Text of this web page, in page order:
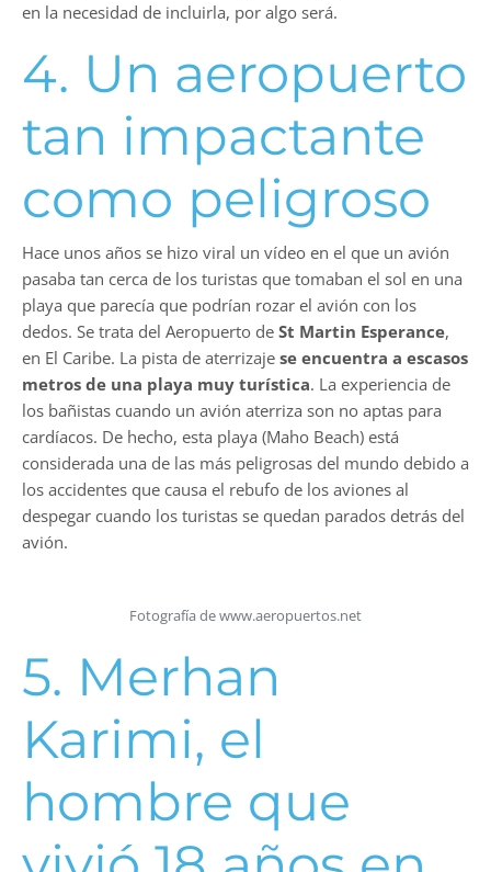
en la necesidad de incluirla, por algo será.
4. Un aeropuerto
tan impactante
como peligroso
Hace unos años se hizo viral un vídeo en el que un avión
pasaba tan cerca de los turistas que tomaban el sol en una
playa que parecía que podrían rozar el avión con los
dedos. Se trata del Aeropuerto de St Martin Esperance,
en El Caribe. La pista de aterrizaje se encuentra a escasos
metros de una playa muy turística. La experiencia de
los bañistas cuando un avión aterriza son no aptas para
cardíacos. De hecho, esta playa (Maho Beach) está
considerada una de las más peligrosas del mundo debido a
los accidentes que causa el rebufo de los aviones al
despegar cuando los turistas se quedan parados detrás del
avión.
Fotografía de www.aeropuertos.net
5. Merhan
Karimi, el
hombre que